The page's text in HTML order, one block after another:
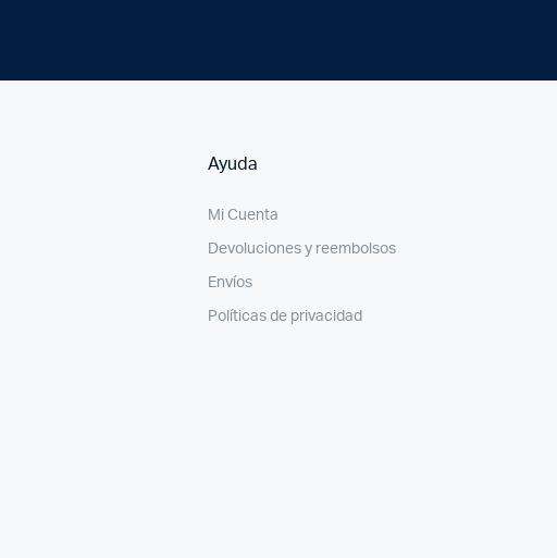
Ayuda
Mi Cuenta
Devoluciones y reembolsos
Envíos
Políticas de privacidad